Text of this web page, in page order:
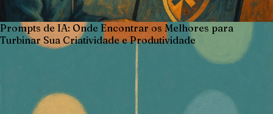
Prompts de IA: Onde Encontrar os Melhores para
Turbinar Sua Criatividade e Produtividade